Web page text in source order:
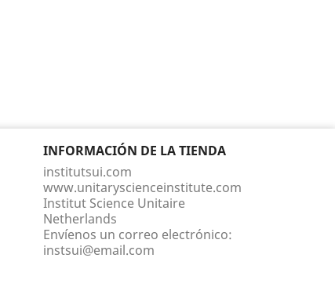
INFORMACIÓN DE LA TIENDA
institutsui.com
www.unitaryscienceinstitute.com
Institut Science Unitaire
Netherlands
Envíenos un correo electrónico:
instsui@email.com